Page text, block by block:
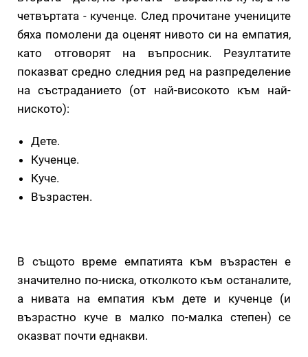
четвъртата - кученце. След прочитане учениците
бяха помолени да оценят нивото си на емпатия,
като отговорят на въпросник. Резултатите
показват средно следния ред на разпределение
на състраданието (от най-високото към най-
ниското):
Дете.
Кученце.
Куче.
Възрастен.
В същото време емпатията към възрастен е
значително по-ниска, отколкото към останалите,
а нивата на емпатия към дете и кученце (и
възрастно куче в малко по-малка степен) се
оказват почти еднакви.